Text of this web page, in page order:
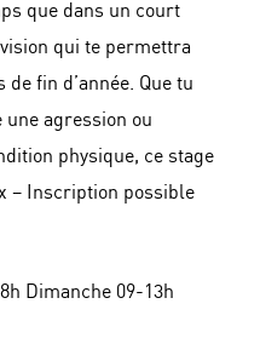
que dans un court
qui te permettra
fin d’année. Que tu
agression ou
physique, ce stage
– Inscription possible
Dimanche 09-13h